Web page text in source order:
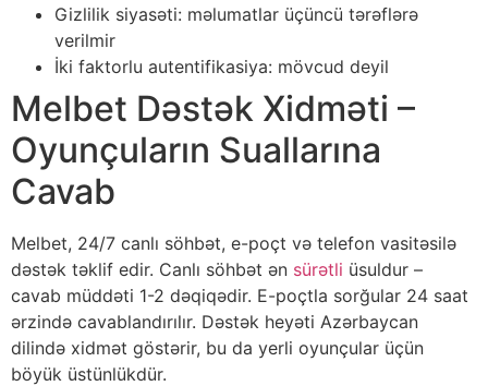
Gizlilik siyasəti: məlumatlar üçüncü tərəflərə
verilmir
İki faktorlu autentifikasiya: mövcud deyil
Melbet Dəstək Xidməti –
Oyunçuların Suallarına
Cavab
Melbet, 24/7 canlı söhbət, e-poçt və telefon vasitəsilə
dəstək təklif edir. Canlı söhbət ən sürətli üsuldur –
cavab müddəti 1-2 dəqiqədir. E-poçtla sorğular 24 saat
ərzində cavablandırılır. Dəstək heyəti Azərbaycan
dilində xidmət göstərir, bu da yerli oyunçular üçün
böyük üstünlükdür.